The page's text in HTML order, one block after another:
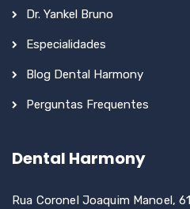
Dr. Yankel Bruno
Especialidades
Blog Dental Harmony
Perguntas Frequentes
Dental Harmony
Rua Coronel Joaquim Manoel,